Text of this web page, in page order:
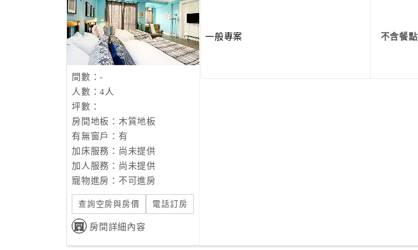
間數：-
人數：4人
坪數：
房間地板：木質地板
有無窗戶：有
加床服務：尚未提供
加人服務：尚未提供
寵物進房：不可進房
查詢空房與房價 電話訂房
房間詳細內容
一般專案 不含餐點